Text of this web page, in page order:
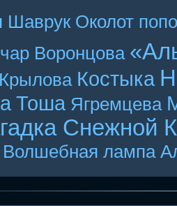
Шаврук Околот
Воронцова
Крылова Костыка
Тоша Ягремцева
Снежной
Волшебная лампа